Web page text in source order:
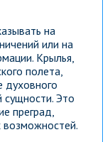
на
или на
Крылья,
полета,
духовного
сущности. Это
преград,